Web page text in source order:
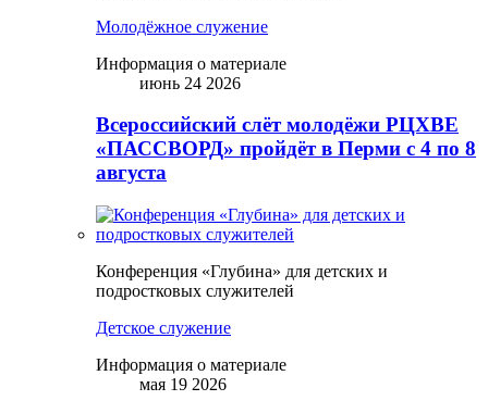
Молодёжное служение
Информация о материале
июнь 24 2026
Всероссийский слёт молодёжи РЦХВЕ
«ПАССВОРД» пройдёт в Перми с 4 по 8
августа
Конференция «Глубина» для детских и
подростковых служителей
Детское служение
Информация о материале
мая 19 2026